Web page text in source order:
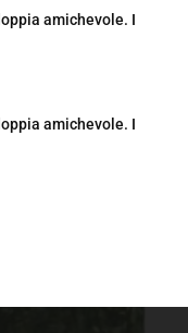
amichevole. I
amichevole. I